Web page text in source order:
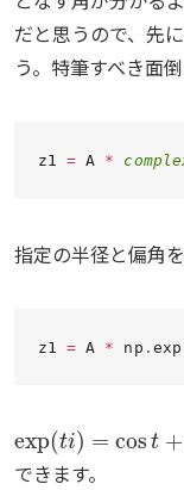
だと思うので、先
う。特筆すべき面
z1 = A *
指定の半径と偏角
z1 = A * np . exp
( )
できます。